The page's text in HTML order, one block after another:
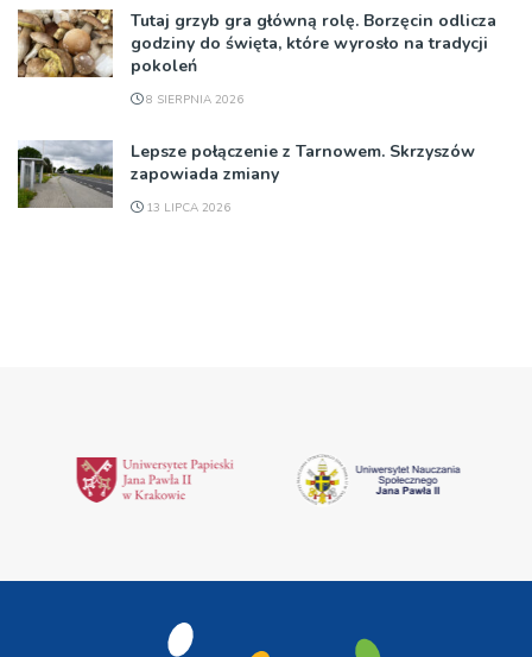
Tutaj grzyb gra główną rolę. Borzęcin odlicza
godziny do święta, które wyrosło na tradycji
pokoleń
8 SIERPNIA 2026
Lepsze połączenie z Tarnowem. Skrzyszów
zapowiada zmiany
13 LIPCA 2026